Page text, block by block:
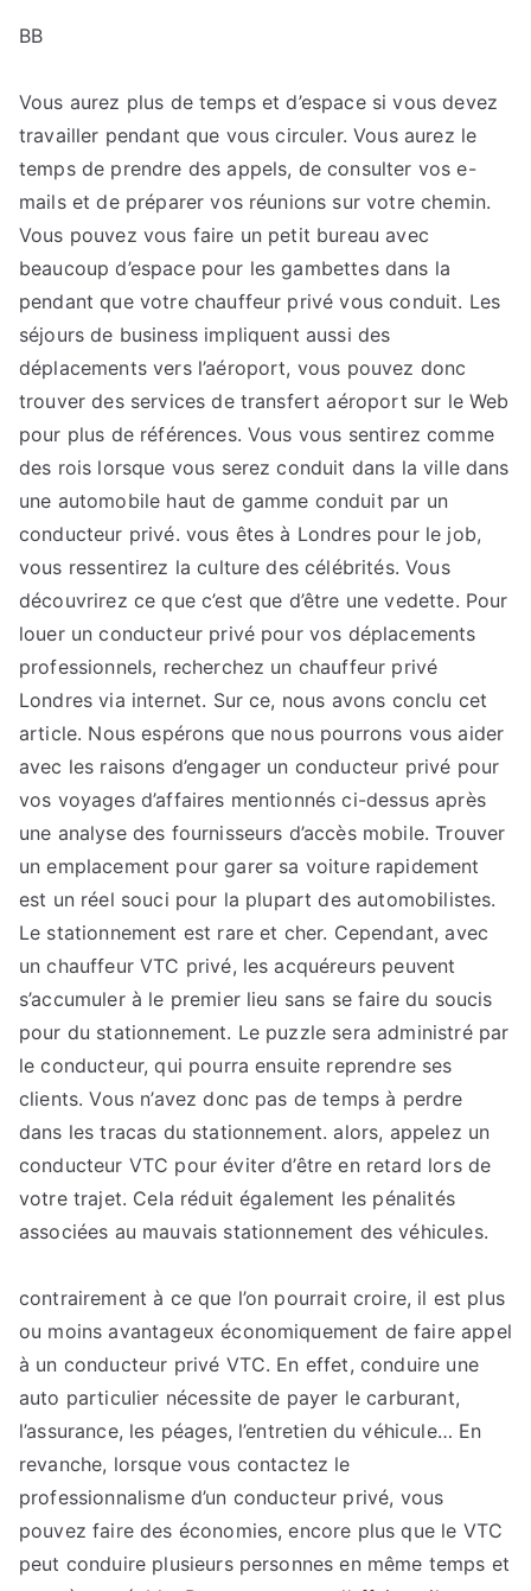
BB
Vous aurez plus de temps et d’espace si vous devez
travailler pendant que vous circuler. Vous aurez le
temps de prendre des appels, de consulter vos e-
mails et de préparer vos réunions sur votre chemin.
Vous pouvez vous faire un petit bureau avec
beaucoup d’espace pour les gambettes dans la
pendant que votre chauffeur privé vous conduit. Les
séjours de business impliquent aussi des
déplacements vers l’aéroport, vous pouvez donc
trouver des services de transfert aéroport sur le Web
pour plus de références. Vous vous sentirez comme
des rois lorsque vous serez conduit dans la ville dans
une automobile haut de gamme conduit par un
conducteur privé. vous êtes à Londres pour le job,
vous ressentirez la culture des célébrités. Vous
découvrirez ce que c’est que d’être une vedette. Pour
louer un conducteur privé pour vos déplacements
professionnels, recherchez un chauffeur privé
Londres via internet. Sur ce, nous avons conclu cet
article. Nous espérons que nous pourrons vous aider
avec les raisons d’engager un conducteur privé pour
vos voyages d’affaires mentionnés ci-dessus après
une analyse des fournisseurs d’accès mobile. Trouver
un emplacement pour garer sa voiture rapidement
est un réel souci pour la plupart des automobilistes.
Le stationnement est rare et cher. Cependant, avec
un chauffeur VTC privé, les acquéreurs peuvent
s’accumuler à le premier lieu sans se faire du soucis
pour du stationnement. Le puzzle sera administré par
le conducteur, qui pourra ensuite reprendre ses
clients. Vous n’avez donc pas de temps à perdre
dans les tracas du stationnement. alors, appelez un
conducteur VTC pour éviter d’être en retard lors de
votre trajet. Cela réduit également les pénalités
associées au mauvais stationnement des véhicules.
contrairement à ce que l’on pourrait croire, il est plus
ou moins avantageux économiquement de faire appel
à un conducteur privé VTC. En effet, conduire une
auto particulier nécessite de payer le carburant,
l’assurance, les péages, l’entretien du véhicule… En
revanche, lorsque vous contactez le
professionnalisme d’un conducteur privé, vous
pouvez faire des économies, encore plus que le VTC
peut conduire plusieurs personnes en même temps et